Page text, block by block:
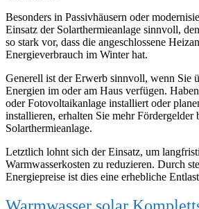
Besonders in Passivhäusern oder
Einsatz der Solarthermieanlage sinnvoll,
so stark vor, dass die angeschlossene
Energieverbrauch im Winter hat.
Generell ist der Erwerb sinnvoll, wenn Sie
Energien im oder am Haus verfügen.
oder Fotovoltaikanlage installiert oder
installieren, erhalten Sie mehr Fördergelder
Solarthermieanlage.
Letztlich lohnt sich der Einsatz, um
Warmwasserkosten zu reduzieren. Durch
Energiepreise ist dies eine erhebliche